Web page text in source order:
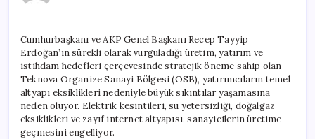
Tehdit
Ediyor
için
Cumhurbaşkanı ve AKP Genel Başkanı Recep Tayyip
Erdoğan’ın sürekli olarak vurguladığı üretim, yatırım ve
istihdam hedefleri çerçevesinde stratejik öneme sahip olan
Teknova Organize Sanayi Bölgesi (OSB), yatırımcıların temel
altyapı eksiklikleri nedeniyle büyük sıkıntılar yaşamasına
neden oluyor. Elektrik kesintileri, su yetersizliği, doğalgaz
eksiklikleri ve zayıf internet altyapısı, sanayicilerin üretime
geçmesini engelliyor.